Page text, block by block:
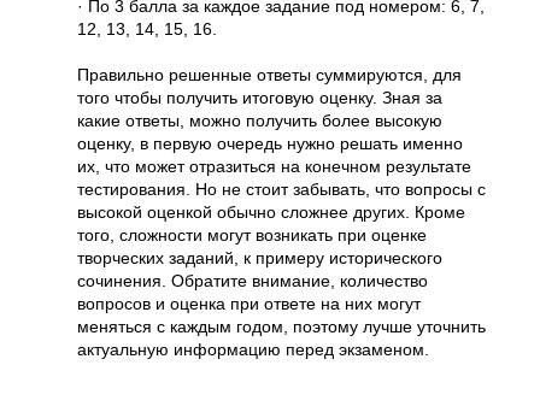
· По 3 балла за каждое задание под номером: 6, 7,
12, 13, 14, 15, 16.
Правильно решенные ответы суммируются, для
того чтобы получить итоговую оценку. Зная за
какие ответы, можно получить более высокую
оценку, в первую очередь нужно решать именно
их, что может отразиться на конечном результате
тестирования. Но не стоит забывать, что вопросы с
высокой оценкой обычно сложнее других. Кроме
того, сложности могут возникать при оценке
творческих заданий, к примеру исторического
сочинения. Обратите внимание, количество
вопросов и оценка при ответе на них могут
меняться с каждым годом, поэтому лучше уточнить
актуальную информацию перед экзаменом.